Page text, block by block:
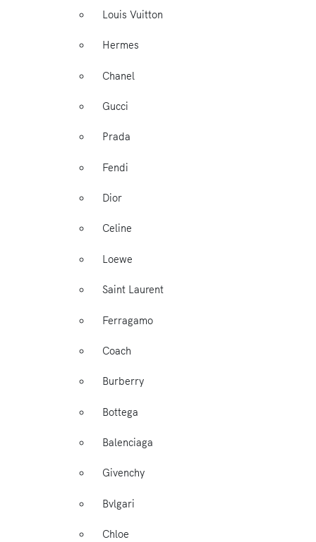
Louis Vuitton
Hermes
Chanel
Gucci
Prada
Fendi
Dior
Celine
Loewe
Saint Laurent
Ferragamo
Coach
Burberry
Bottega
Balenciaga
Givenchy
Bvlgari
Chloe